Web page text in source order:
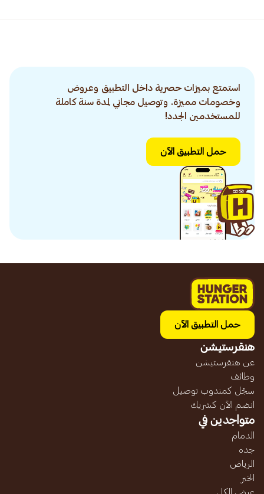
استمتع بميزات حصرية داخل التطبيق وعروض
وخصومات مميزة. وتوصيل مجاني لمدة سنة كاملة
للمستخدمين الجدد!
حمل التطبيق الآن
حمل التطبيق الآن
هنقرستيشن
عن هنقرستيشن
وظائف
سجّل كمندوب توصيل
انضم الآن كشريك
متواجدين في
الدمام
جده
الرياض
الخبر